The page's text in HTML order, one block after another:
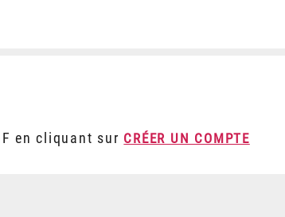
en cliquant sur CRÉER UN COMPTE